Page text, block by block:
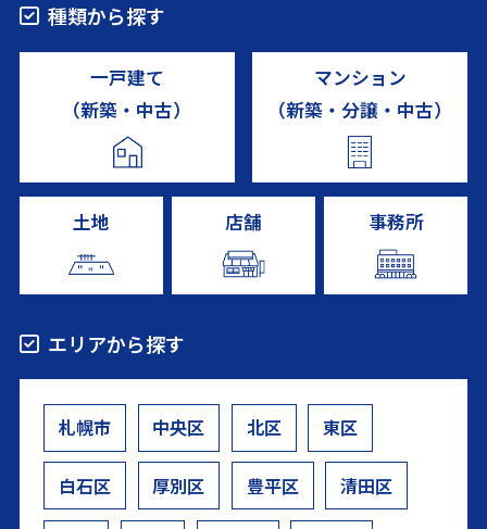
種類から探す
一戸建て
（新築・中古）
マンション
（新築・分譲・中古）
土地 店舗 事務所
エリアから探す
札幌市 中央区 北区 東区
白石区 厚別区 豊平区 清田区